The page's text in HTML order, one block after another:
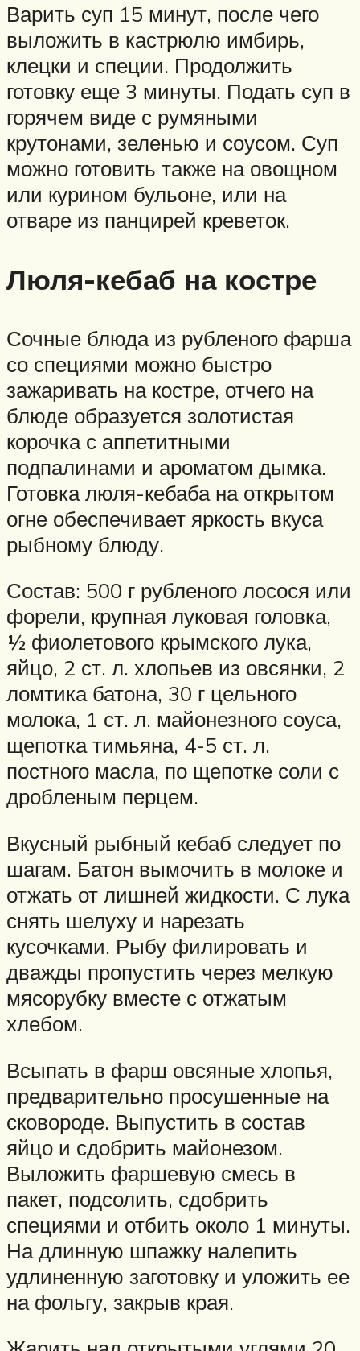
Варить суп 15 минут, после чего
выложить в кастрюлю имбирь,
клецки и специи. Продолжить
готовку еще 3 минуты. Подать суп в
горячем виде с румяными
крутонами, зеленью и соусом. Суп
можно готовить также на овощном
или курином бульоне, или на
отваре из панцирей креветок.
Люля-кебаб на костре
Сочные блюда из рубленого фарша
со специями можно быстро
зажаривать на костре, отчего на
блюде образуется золотистая
корочка с аппетитными
подпалинами и ароматом дымка.
Готовка люля-кебаба на открытом
огне обеспечивает яркость вкуса
рыбному блюду.
Состав: 500 г рубленого лосося или
форели, крупная луковая головка,
½ фиолетового крымского лука,
яйцо, 2 ст. л. хлопьев из овсянки, 2
ломтика батона, 30 г цельного
молока, 1 ст. л. майонезного соуса,
щепотка тимьяна, 4-5 ст. л.
постного масла, по щепотке соли с
дробленым перцем.
Вкусный рыбный кебаб следует по
шагам. Батон вымочить в молоке и
отжать от лишней жидкости. С лука
снять шелуху и нарезать
кусочками. Рыбу филировать и
дважды пропустить через мелкую
мясорубку вместе с отжатым
хлебом.
Всыпать в фарш овсяные хлопья,
предварительно просушенные на
сковороде. Выпустить в состав
яйцо и сдобрить майонезом.
Выложить фаршевую смесь в
пакет, подсолить, сдобрить
специями и отбить около 1 минуты.
На длинную шпажку налепить
удлиненную заготовку и уложить ее
на фольгу, закрыв края.